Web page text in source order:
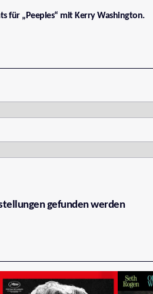
für „Peeples“ mit Kerry Washington.
gefunden werden